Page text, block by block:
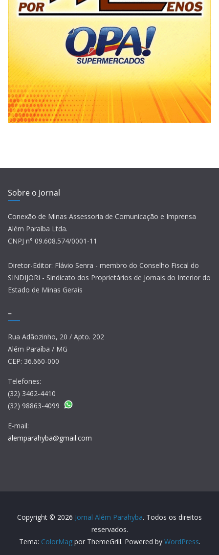
Sobre o Jornal
Conexão de Minas Assessoria de Comunicação e Imprensa
Além Paraíba Ltda.
CNPJ n° 09.608.574/0001-11
Diretor-Editor: Flávio Senra - membro do Conselho Fiscal do
SINDIJORI - Sindicato dos Proprietários de Jornais do Interior do
Estado de Minas Gerais
–
Rua Adãozinho, 20 / Apto. 202
Além Paraíba / MG
CEP: 36.660-000
Telefones:
(32) 3462-4410
(32) 98863-4099
E-mail:
alemparahyba@gmail.com
Copyright © 2026 Jornal Além Parahyba. Todos os direitos
reservados.
Tema: ColorMagpor ThemeGrill. Powered by WordPress.